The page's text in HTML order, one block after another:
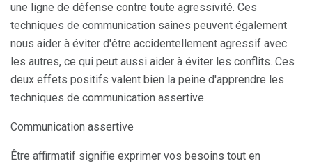
une ligne de défense contre toute agressivité. Ces
techniques de communication saines peuvent également
nous aider à éviter d'être accidentellement agressif avec
les autres, ce qui peut aussi aider à éviter les conflits. Ces
deux effets positifs valent bien la peine d'apprendre les
techniques de communication assertive.
Communication assertive
Être affirmatif signifie exprimer vos besoins tout en